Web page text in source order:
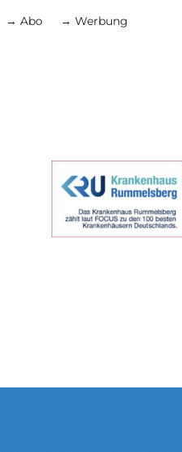
→ Abo → Werbung